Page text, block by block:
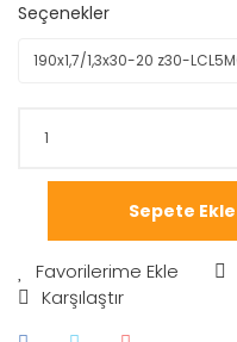
Seçenekler
Sepete Ekle
Karşılaştır